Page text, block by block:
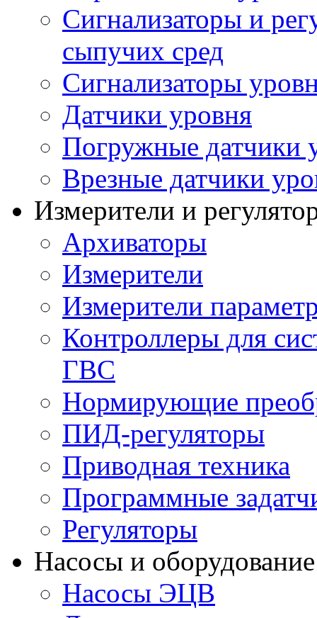
Сигнализаторы и
сыпучих сред
Сигнализаторы
Датчики уровня
Погружные датчики
Врезные датчики
Измерители и
Архиваторы
Измерители
Измерители
Контроллеры для
ГВС
Нормирующие
ПИД-регуляторы
Приводная техника
Программные
Регуляторы
Насосы и оборудование
Насосы ЭЦВ